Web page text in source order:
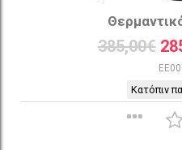
385,00€
Κατόπιν